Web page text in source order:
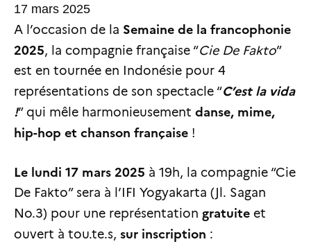
17 mars 2025
A l’occasion de la Semaine de la francophonie
2025, la compagnie française “Cie De Fakto”
est en tournée en Indonésie pour 4
représentations de son spectacle “C’est la vida
!” qui mêle harmonieusement danse, mime,
hip-hop et chanson française !
Le lundi 17 mars 2025 à 19h, la compagnie “Cie
De Fakto” sera à l’IFI Yogyakarta (Jl. Sagan
No.3) pour une représentation gratuite et
ouvert à tou.te.s, sur inscription :